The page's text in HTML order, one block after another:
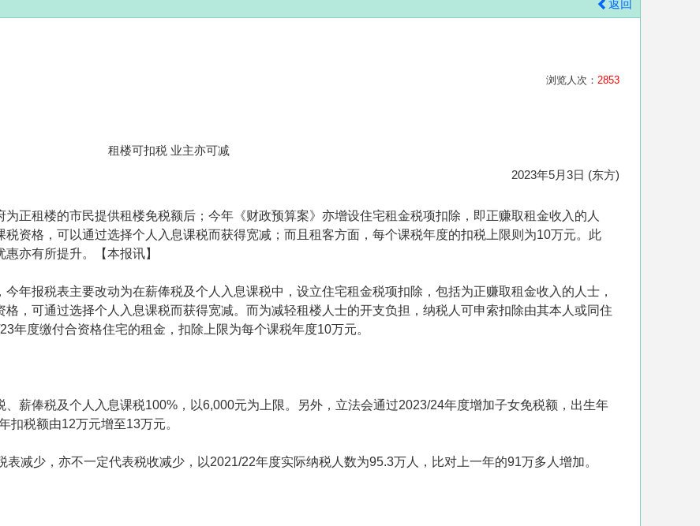
返回
浏览人次： 2853
租楼可扣税 业主亦可减
2023年5月3日 (东方)
为正租楼的市民提供租楼免税额后；今年《财政预算案》亦增设住宅租金税项扣除，即正赚取租金收入的人
税资格，可以通过选择个人入息课税而获得宽减；而且租客方面，每个课税年度的扣税上限则为10万元。此
亦有所提升。【本报讯】
年报税表主要改动为在薪俸税及个人入息课税中，设立住宅租金税项扣除，包括为正赚取租金收入的人士，
格，可通过选择个人入息课税而获得宽减。而为减轻租楼人士的开支负担，纳税人可申索扣除由其本人或同住
年度缴付合资格住宅的租金，扣除上限为每个课税年度10万元。
、薪俸税及个人入息课税100%，以6,000元为上限。另外，立法会通过2023/24年度增加子女免税额，出生年
扣税额由12万元增至13万元。
减少，亦不一定代表税收减少，以2021/22年度实际纳税人数为95.3万人，比对上一年的91万多人增加。